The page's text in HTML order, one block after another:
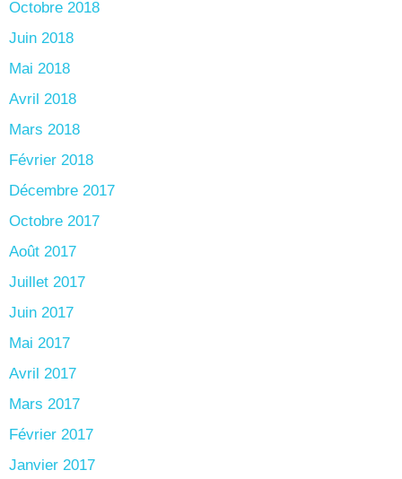
Octobre 2018
Juin 2018
Mai 2018
Avril 2018
Mars 2018
Février 2018
Décembre 2017
Octobre 2017
Août 2017
Juillet 2017
Juin 2017
Mai 2017
Avril 2017
Mars 2017
Février 2017
Janvier 2017